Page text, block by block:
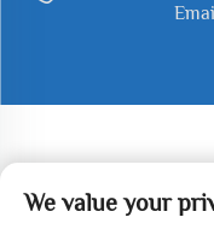
Kopirait © 2025
We value your